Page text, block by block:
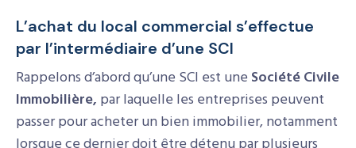
L’achat du local commercial s’effectue
par l’intermédiaire d’une SCI
Rappelons d’abord qu’une SCI est une Société Civile
Immobilière, par laquelle les entreprises peuvent
passer pour acheter un bien immobilier, notamment